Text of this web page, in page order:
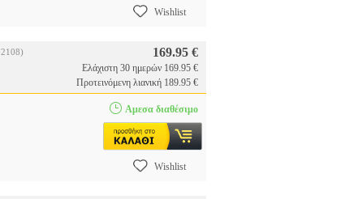
Wishlist
169.95 €
Ελάχιστη 30 ημερών 169.95 €
Προτεινόμενη λιανική 189.95 €
Αμεσα διαθέσιμο
Wishlist